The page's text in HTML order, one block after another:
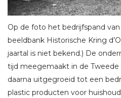
Op de foto het bedrijfspand
beeldbank Historische Kring
jaartal is niet bekend.) De
tijd meegemaakt in de Tweede
daarna uitgegroeid tot een
plastic producten voor